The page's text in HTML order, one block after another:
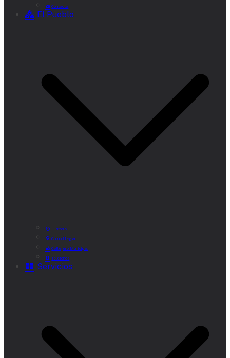
Contacta
El Pueblo
Historia
Cómo Llegar
Callejero Municipal
Teléfonos
Servicios